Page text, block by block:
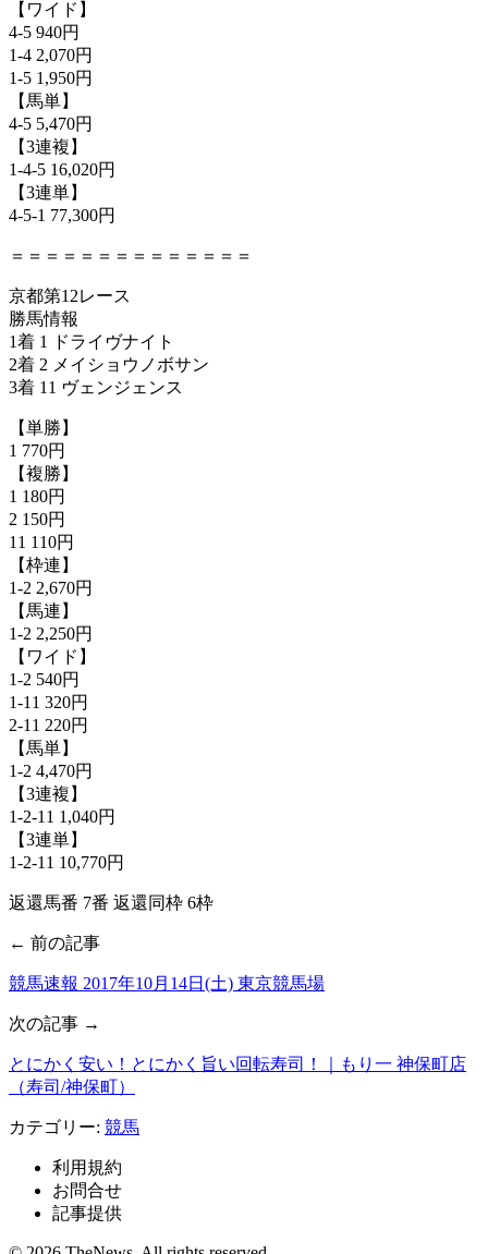
【ワイド】
4-5 940円
1-4 2,070円
1-5 1,950円
【馬単】
4-5 5,470円
【3連複】
1-4-5 16,020円
【3連単】
4-5-1 77,300円
＝＝＝＝＝＝＝＝＝＝＝＝＝＝
京都第12レース
勝馬情報
1着 1 ドライヴナイト
2着 2 メイショウノボサン
3着 11 ヴェンジェンス
【単勝】
1 770円
【複勝】
1 180円
2 150円
11 110円
【枠連】
1-2 2,670円
【馬連】
1-2 2,250円
【ワイド】
1-2 540円
1-11 320円
2-11 220円
【馬単】
1-2 4,470円
【3連複】
1-2-11 1,040円
【3連単】
1-2-11 10,770円
返還馬番 7番 返還同枠 6枠
← 前の記事
競馬速報 2017年10月14日(土) 東京競馬場
次の記事 →
とにかく安い！とにかく旨い回転寿司！｜もり一 神保町店
（寿司/神保町）
カテゴリー: 競馬
利用規約
お問合せ
記事提供